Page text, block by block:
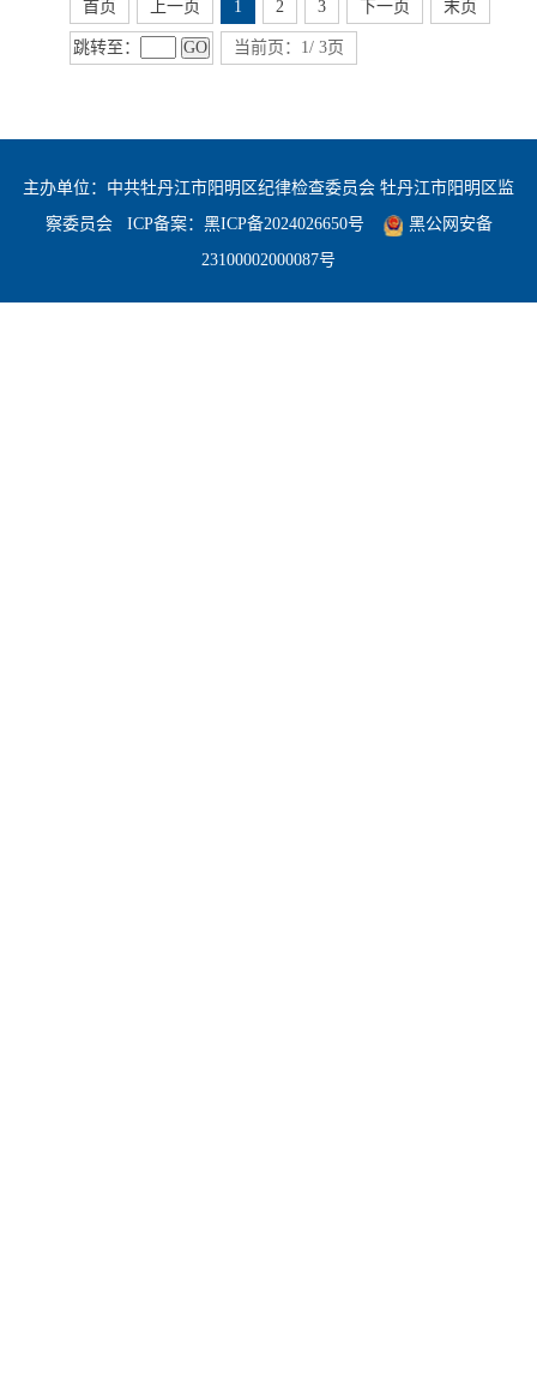
首页 上一页 1 2 3 下一页 末页
跳转至： GO 当前页：1/ 3页
主办单位：中共牡丹江市阳明区纪律检查委员会 牡丹江市阳明区监
察委员会ICP备案： 黑ICP备2024026650号
黑公网安备
23100002000087号